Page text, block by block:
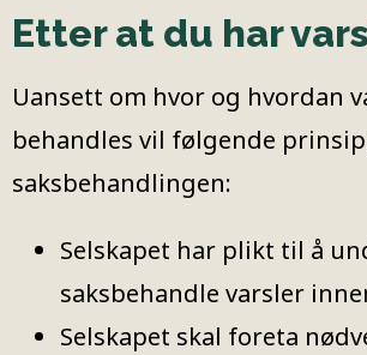
Etter at du har
Uansett om hvor og hvordan
behandles vil følgende
saksbehandlingen:
Selskapet har plikt til å
saksbehandle varsler
Selskapet skal foreta